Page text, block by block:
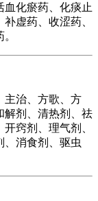
血化瘀药、化痰止
虚药、收涩药、
主治、方歌、方
解剂、清热剂、祛
窍剂、理气剂、
、消食剂、驱虫